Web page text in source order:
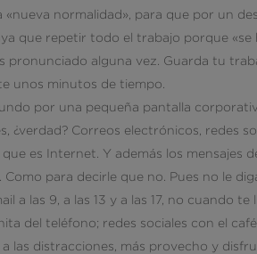
«nueva normalidad», para que por un
que repetir todo el trabajo porque «se
pronunciado alguna vez. Guarda tu
unos minutos de tiempo.
por una pequeña pantalla
¿verdad? Correos electrónicos, redes
es Internet. Y además los mensajes
para decirle que no. Pues no le
a las 9, a las 13 y a las 17, no cuando te
del teléfono; redes sociales con el
las distracciones, más provecho y